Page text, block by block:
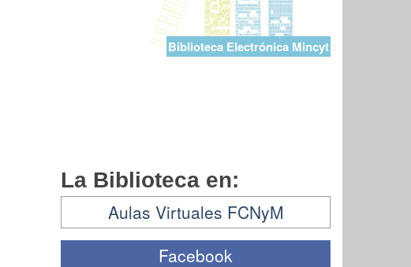
Biblioteca Electrónica Mincyt
La Biblioteca en:
Aulas Virtuales FCNyM
Facebook